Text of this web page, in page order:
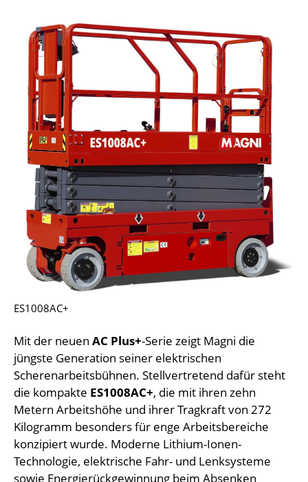
ES1008AC+
Mit der neuen AC Plus+-Serie zeigt Magni die
jüngste Generation seiner elektrischen
Scherenarbeitsbühnen. Stellvertretend dafür steht
die kompakte ES1008AC+, die mit ihren zehn
Metern Arbeitshöhe und ihrer Tragkraft von 272
Kilogramm besonders für enge Arbeitsbereiche
konzipiert wurde. Moderne Lithium-Ionen-
Technologie, elektrische Fahr- und Lenksysteme
sowie Energierückgewinnung beim Absenken